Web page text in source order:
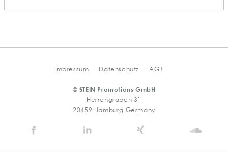
Impressum Datenschutz AGB
© STEIN Promotions GmbH
Herrengraben 31
20459 Hamburg Germany
@
@
@
Stein
@